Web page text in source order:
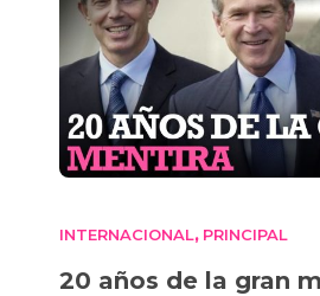
INTERNACIONAL, PRINCIPAL
20 años de la gran